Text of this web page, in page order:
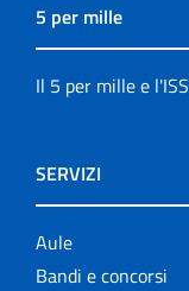
5 per mille
Il 5 per mille e l'ISS
SERVIZI
Aule
Bandi e concorsi